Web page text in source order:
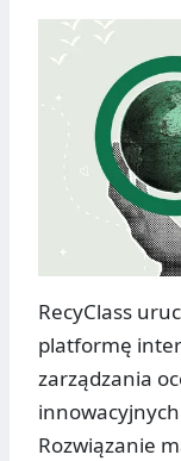
RecyClass
platformę
zarządzania
Rozwiązanie